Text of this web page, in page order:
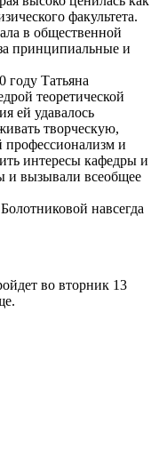
факультета.
в общественной
принципиальные и
году Татьяна
теоретической
ей удавалось
творческую,
и
интересы кафедры и
и вызывали всеобщее
навсегда
во вторник 13